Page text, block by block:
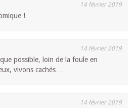
14 février 2019
!
14 février 2019
possible, loin de la foule en
vivons cachés…
14 février 2019